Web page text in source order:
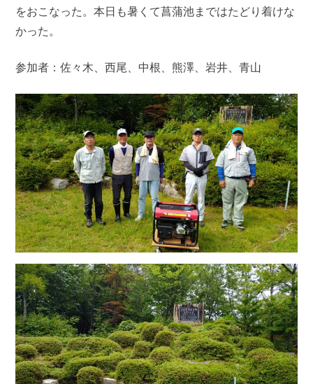
をおこなった。本日も暑くて菖蒲池まではたどり着けな
かった。
参加者：佐々木、西尾、中根、熊澤、岩井、青山